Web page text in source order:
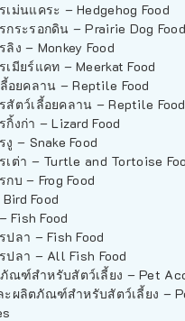
เม่นแคระ – Hedgehog Food
กระรอกดิน – Prairie Dog Food
ลิง – Monkey Food
เมียร์แคท – Meerkat Food
อยคลาน – Reptile Food
สัตว์เลี้อยคลาน – Reptile Food
กิ้งก่า – Lizard Food
งู – Snake Food
เต่า – Turtle and Tortoise
กบ – Frog Food
Food
Fish Food
ปลา – Fish Food
ปลา – All Fish Food
ณฑ์สำหรับสัตว์เลี้ยง – Pet
ผลิตภัณฑ์สำหรับสัตว์เลี้ยง –